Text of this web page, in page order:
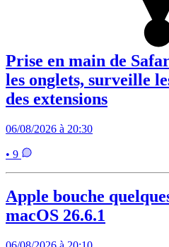
Prise en main de
les onglets, surveille
des extensions
06/08/2026 à 20:30
• 9
Apple bouche
macOS 26.6.1